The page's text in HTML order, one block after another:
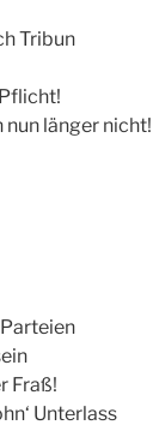
Tribun
nun länger nicht!
Fraß!
Unterlass